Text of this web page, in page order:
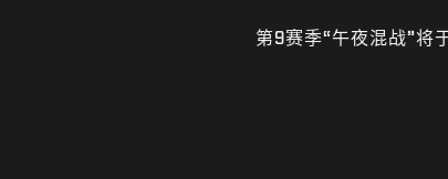
第9赛季“午夜混战”将